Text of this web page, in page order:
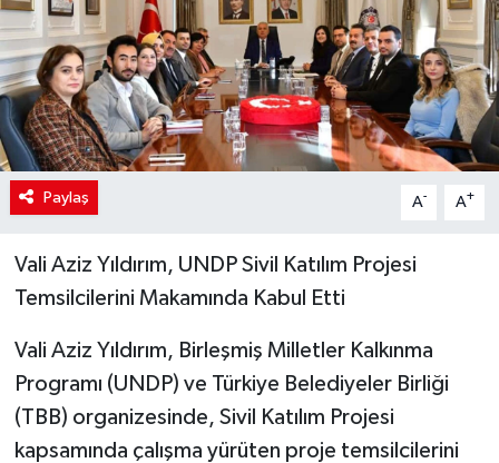
Paylaş A- A+
Vali Aziz Yıldırım, UNDP Sivil Katılım Projesi
Temsilcilerini Makamında Kabul Etti
Vali Aziz Yıldırım, Birleşmiş Milletler Kalkınma
Programı (UNDP) ve Türkiye Belediyeler Birliği
(TBB) organizesinde, Sivil Katılım Projesi
kapsamında çalışma yürüten proje temsilcilerini
TRABZONSPOR
Yaşam